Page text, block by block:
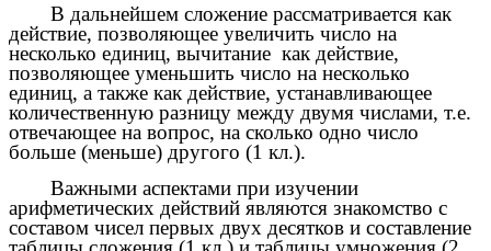
В дальнейшем сложение рассматривается как
действие, позволяющее увеличить число на
несколько единиц, вычитание как действие,
позволяющее уменьшить число на несколько
единиц, а также как действие, устанавливающее
количественную разницу между двумя числами, т.е.
отвечающее на вопрос, на сколько одно число
больше (меньше) другого (1 кл.).
Важными аспектами при изучении
арифметических действий являются знакомство с
составом чисел первых двух десятков и составление